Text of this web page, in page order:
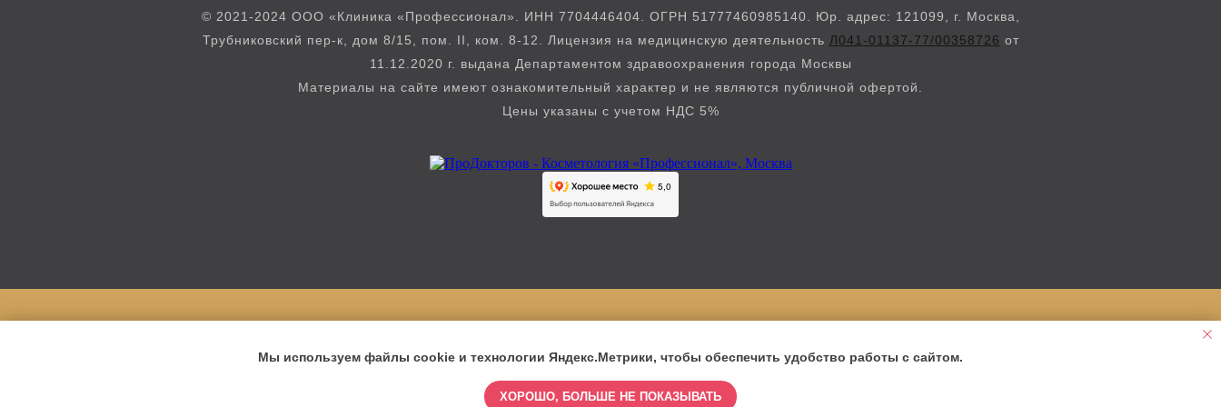
© 2021-2024 ООО «Клиника «Профессионал». ИНН 7704446404. ОГРН 51777460985140. Юр. адрес: 121099, г. Москва,
Трубниковский пер-к, дом 8/15, пом. II, ком. 8-12. Лицензия на медицинскую деятельность Л041-01137-77/00358726 от
11.12.2020 г. выдана Департаментом здравоохранения города Москвы
Материалы на сайте имеют ознакомительный характер и не являются публичной офертой.
Цены указаны с учетом НДС 5%
Мы используем файлы cookie и технологии Яндекс.Метрики, чтобы обеспечить удобство работы с сайтом.
ХОРОШО, БОЛЬШЕ НЕ ПОКАЗЫВАТЬ